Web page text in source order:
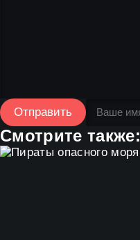
Отправить
Смотрите также: